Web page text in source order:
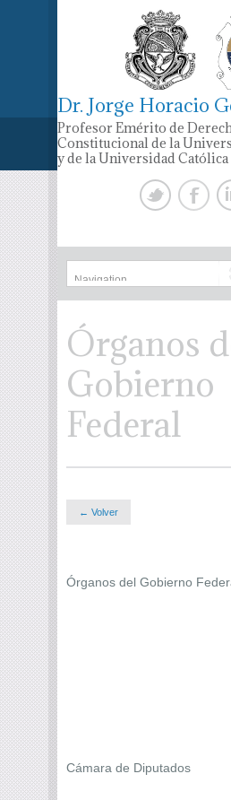
Dr. Jorge Horacio
Profesor Emérito de
Constitucional de la
y de la Universidad
Órganos
Gobierno
Federal
← Volver
Órganos del Gobierno
Cámara de Diputados